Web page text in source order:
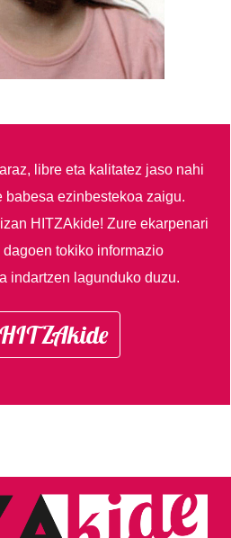
libre eta kalitatez jaso nahi
babesa ezinbestekoa zaigu.
HITZAkide!Zure ekarpenari
tokiko informazio
indartzen lagunduko duzu.